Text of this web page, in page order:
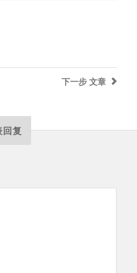
下一步 文章
复